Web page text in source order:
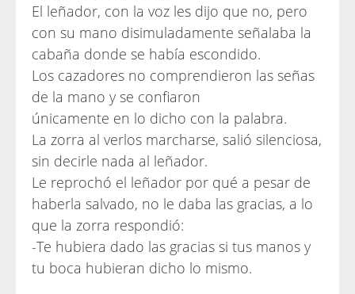
El leñador, con la voz les dijo que no, pero
con su mano disimuladamente señalaba la
cabaña donde se había escondido.
Los cazadores no comprendieron las señas
de la mano y se confiaron
únicamente en lo dicho con la palabra.
La zorra al verlos marcharse, salió silenciosa,
sin decirle nada al leñador.
Le reprochó el leñador por qué a pesar de
haberla salvado, no le daba las gracias, a lo
que la zorra respondió:
-Te hubiera dado las gracias si tus manos y
tu boca hubieran dicho lo mismo.